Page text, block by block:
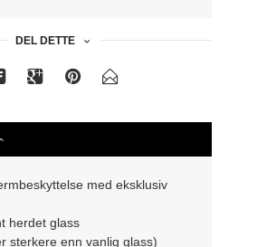
DEL DETTE
med eksklusiv
herdet glass
sterkere enn vanlig glass)